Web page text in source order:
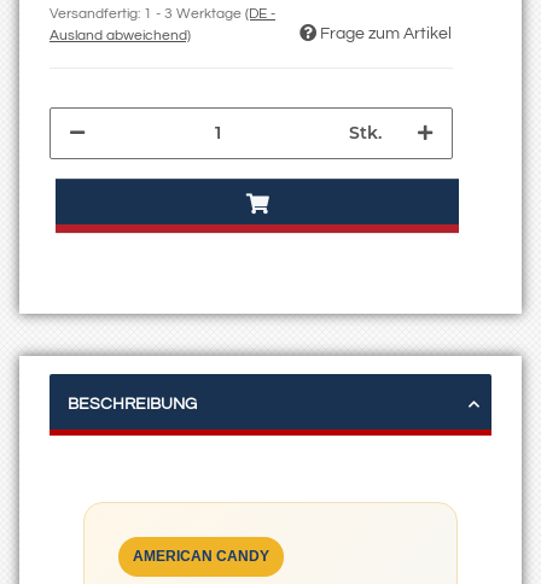
Versandfertig: 1 - 3 Werktage (DE -
Ausland abweichend)
Frage zum Artikel
Stk.
BESCHREIBUNG
AMERICAN CANDY